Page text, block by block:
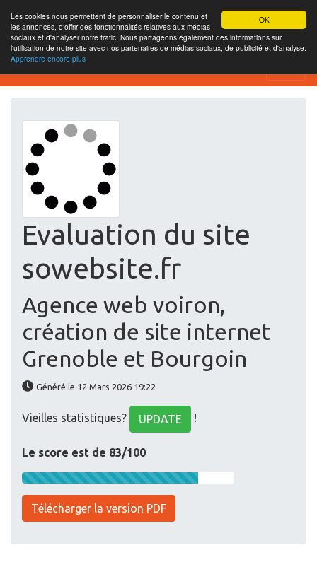
OK
Les cookies nous permettent de personnaliser le contenu et
les annonces, d'offrir des fonctionnalités relatives aux médias
sociaux et d'analyser notre trafic. Nous partageons également des informations sur
l'utilisation de notre site avec nos partenaires de médias sociaux, de publicité et d'analyse.
Apprendre encore plus
Free SEO Testing Tool
Evaluation du site
sowebsite.fr
Agence web voiron,
création de site internet
Grenoble et Bourgoin
Généré le 12 Mars 2026 19:22
Vieilles statistiques? UPDATE !
Le score est de 83/100
Télécharger la version PDF